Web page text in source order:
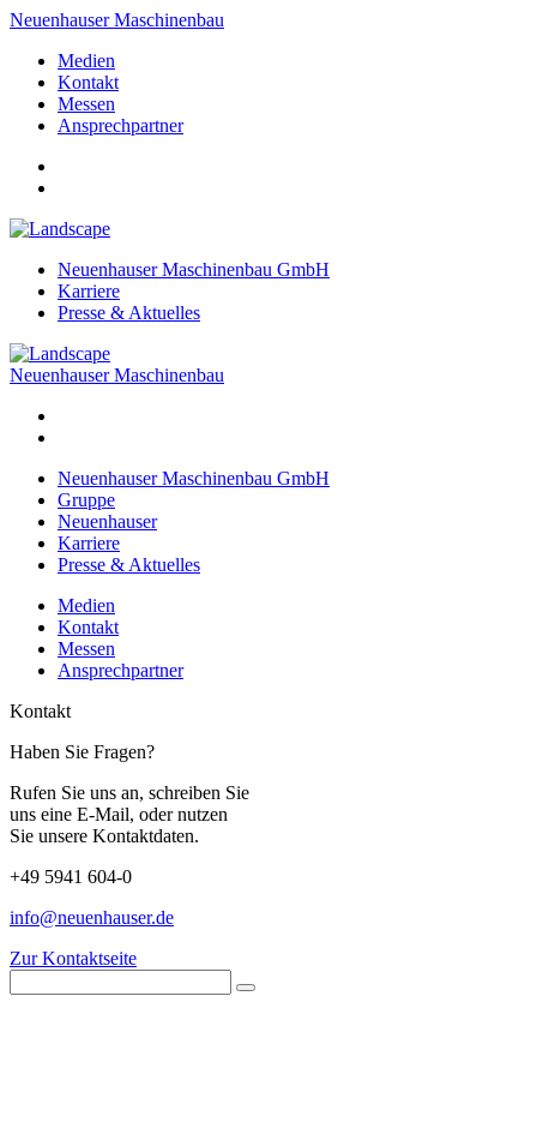
Neuenhauser Maschinenbau
Medien
Kontakt
Messen
Ansprechpartner
Neuenhauser Maschinenbau GmbH
Karriere
Presse & Aktuelles
Neuenhauser Maschinenbau
Neuenhauser Maschinenbau GmbH
Gruppe
Neuenhauser
Karriere
Presse & Aktuelles
Medien
Kontakt
Messen
Ansprechpartner
Kontakt
Haben Sie Fragen?
Rufen Sie uns an, schreiben Sie
uns eine E-Mail, oder nutzen
Sie unsere Kontaktdaten.
+49 5941 604-0
info@neuenhauser.de
Zur Kontaktseite